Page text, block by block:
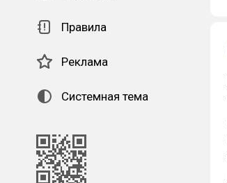
Правила
Реклама
Системная тема